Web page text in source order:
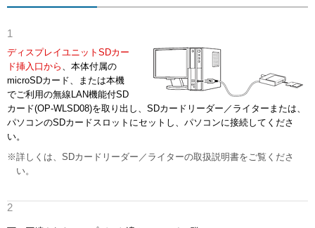
ディスプレイユニットSDカー
ド挿入口から
、本体付属の
microSDカード、または本機
でご利用の無線LAN機能付SD
カード(OP-WLSD08)を取り出し、SDカードリーダー／ライターまたは、
パソコンのSDカードスロットにセットし、パソコンに接続してくださ
い。
※詳しくは、SDカードリーダー／ライターの取扱説明書をご覧くださ
い。